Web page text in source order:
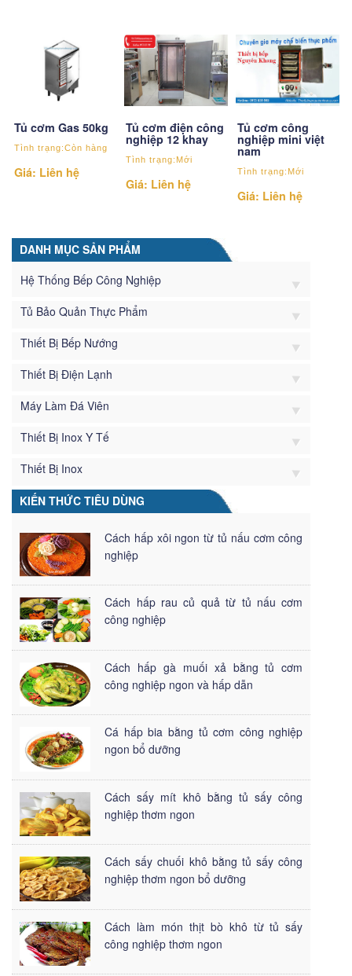
Tủ cơm Gas 50kg
Tình trạng:Còn hàng
Giá: Liên hệ
Tủ cơm điện công
nghiệp 12 khay
Tình trạng:Mới
Giá: Liên hệ
Tủ cơm công
nghiệp mini việt
nam
Tình trạng:Mới
Giá: Liên hệ
DANH MỤC SẢN PHẨM
Hệ Thống Bếp Công Nghiệp
Tủ Bảo Quản Thực Phẩm
Thiết Bị Bếp Nướng
Thiết Bị Điện Lạnh
Máy Làm Đá Viên
Thiết Bị Inox Y Tế
Thiết Bị Inox
KIẾN THỨC TIÊU DÙNG
Cách hấp xôi ngon từ tủ nấu cơm công
nghiệp
Cách hấp rau củ quả từ tủ nấu cơm
công nghiệp
Cách hấp gà muối xả bằng tủ cơm
công nghiệp ngon và hấp dẫn
Cá hấp bia bằng tủ cơm công nghiệp
ngon bổ dưỡng
Cách sấy mít khô bằng tủ sấy công
nghiệp thơm ngon
Cách sấy chuối khô bằng tủ sấy công
nghiệp thơm ngon bổ dưỡng
Cách làm món thịt bò khô từ tủ sấy
công nghiệp thơm ngon